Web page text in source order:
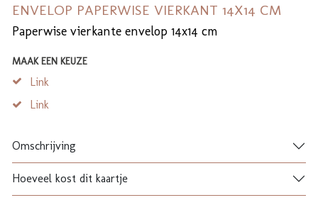
ENVELOP PAPERWISE VIERKANT 14X14 CM
Paperwise vierkante envelop 14x14 cm
MAAK EEN KEUZE
Link
Link
Omschrijving
Hoeveel kost dit kaartje